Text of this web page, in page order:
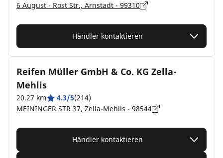
6 August - Rost Str., Arnstadt - 99310
Händler kontaktieren
Reifen Müller GmbH & Co. KG Zella-
Mehlis
20.27 km 4.3/5(214)
MEININGER STR 37, Zella-Mehlis - 98544
Händler kontaktieren